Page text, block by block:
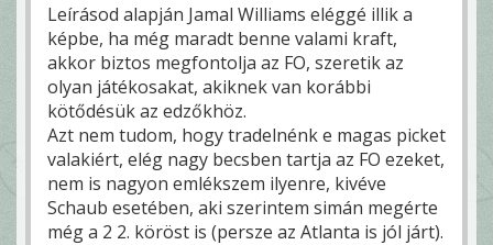
Leírásod alapján Jamal Williams eléggé illik a
képbe, ha még maradt benne valami kraft,
akkor biztos megfontolja az FO, szeretik az
olyan játékosakat, akiknek van korábbi
kötődésük az edzőkhöz.
Azt nem tudom, hogy tradelnénk e magas picket
valakiért, elég nagy becsben tartja az FO ezeket,
nem is nagyon emlékszem ilyenre, kivéve
Schaub esetében, aki szerintem simán megérte
még a 2 2. köröst is (persze az Atlanta is jól járt).